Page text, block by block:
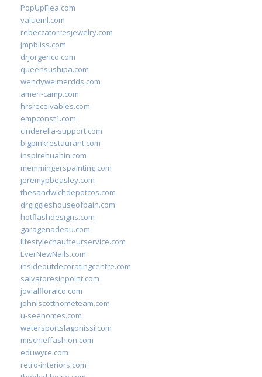
PopUpFlea.com
valueml.com
rebeccatorresjewelry.com
jmpbliss.com
drjorgerico.com
queensushipa.com
wendyweimerdds.com
ameri-camp.com
hrsreceivables.com
empconst1.com
cinderella-support.com
bigpinkrestaurant.com
inspirehuahin.com
memmingerspainting.com
jeremypbeasley.com
thesandwichdepotcos.com
drgiggleshouseofpain.com
hotflashdesigns.com
garagenadeau.com
lifestylechauffeurservice.com
EverNewNails.com
insideoutdecoratingcentre.com
salvatoresinpoint.com
jovialfloralco.com
johnlscotthometeam.com
u-seehomes.com
watersportslagonissi.com
mischieffashion.com
eduwyre.com
retro-interiors.com